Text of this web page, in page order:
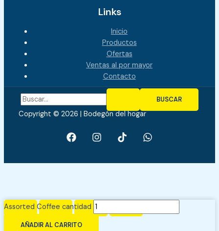
Links
Inicio
Productos
Ofertas
Ventas al por mayor
Contacto
Copyright © 2026 | Bodegón del hogar
Assorted Coffee cantidad
AÑADIR AL CARRITO